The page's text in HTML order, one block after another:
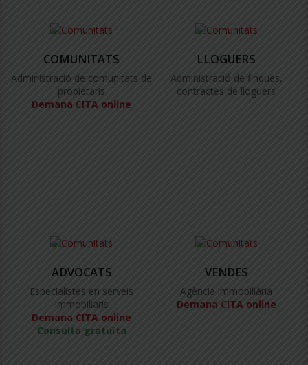
COMUNITATS
Administració de comunitats de
propietaris
Demana CITA online
LLOGUERS
Administració de finques,
contractes de lloguers
ADVOCATS
Especialistes en serveis
immobiliaris
Demana CITA online
Consulta gratuïta
VENDES
Agència immobiliària
Demana CITA online